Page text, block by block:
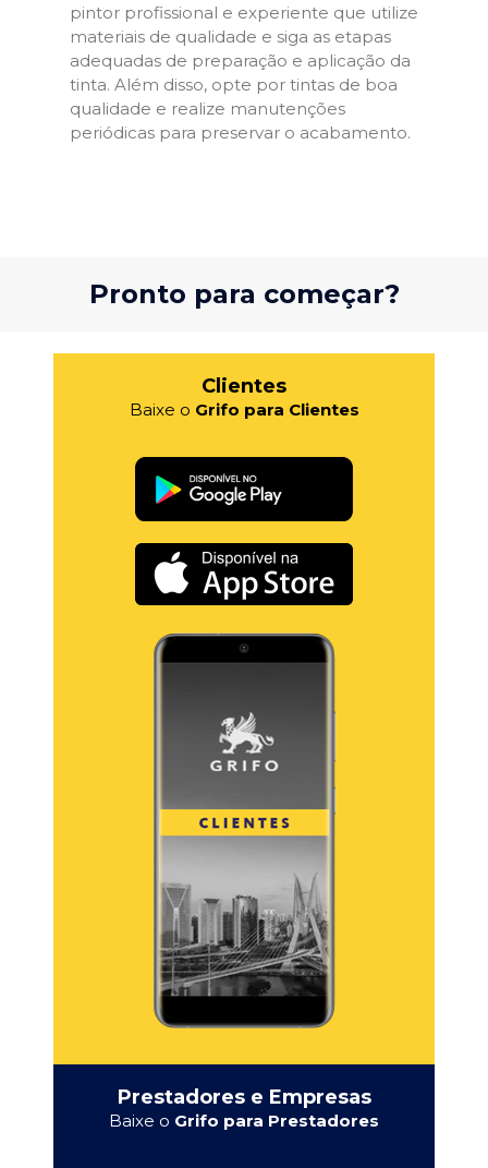
pintor profissional e experiente que utilize
materiais de qualidade e siga as etapas
adequadas de preparação e aplicação da
tinta. Além disso, opte por tintas de boa
qualidade e realize manutenções
periódicas para preservar o acabamento.
Pronto para começar?
Clientes
Baixe o Grifo para Clientes
Prestadores e Empresas
Baixe o Grifo para Prestadores